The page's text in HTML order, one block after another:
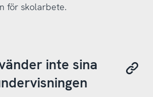
för skolarbete.
inte sina